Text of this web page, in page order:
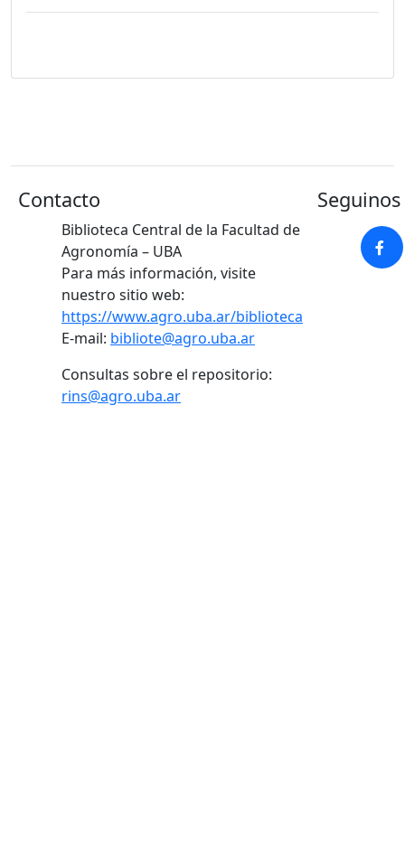
Contacto
Biblioteca Central de la Facultad de
Agronomía – UBA
Para más información, visite
nuestro sitio web:
https://www.agro.uba.ar/biblioteca
E-mail: bibliote@agro.uba.ar
Consultas sobre el repositorio:
rins@agro.uba.ar